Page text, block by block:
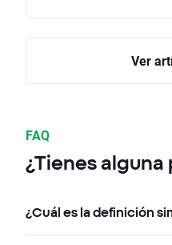
Ver
FAQ
¿Tienes alguna
¿Cuál es la definición